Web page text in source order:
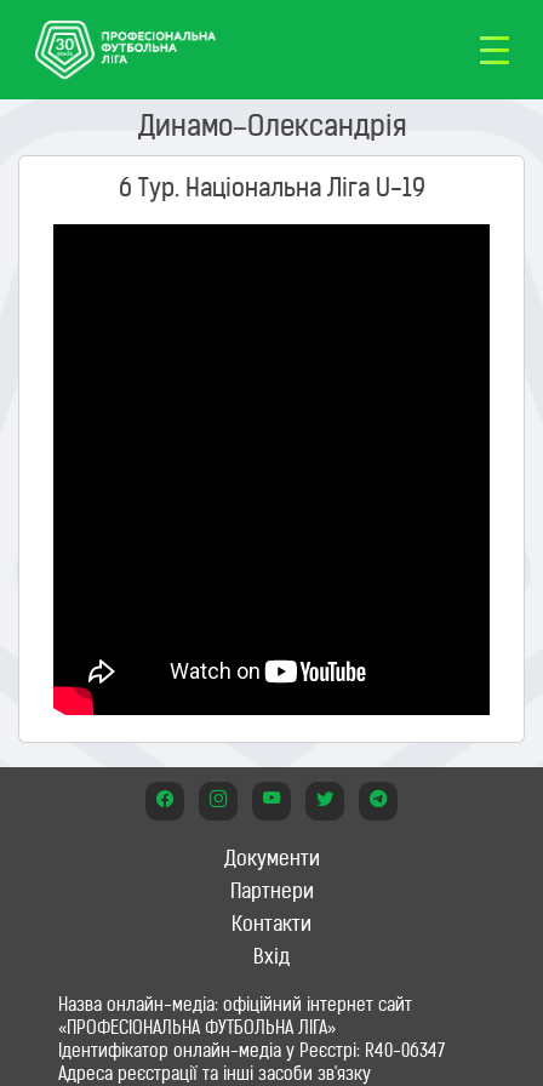
Динамо–Олександрія
6 Тур. Національна Ліга U-19
Документи
Партнери
Контакти
Вхід
Назва онлайн-медіа: офіційний інтернет сайт
«ПРОФЕСІОНАЛЬНА ФУТБОЛЬНА ЛІГА»
Ідентифікатор онлайн-медіа у Реєстрі: R40-06347
Адреса реєстрації та інші засоби зв'язку